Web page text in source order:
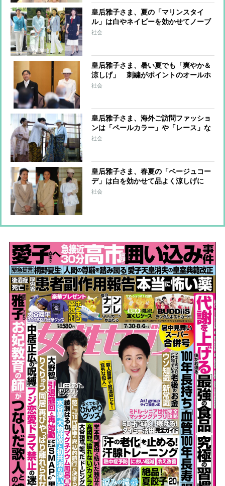
皇后雅子さま、夏の「マリンスタイ
ル」は白やネイビーを効かせてノーブ
ルに
社会
皇后雅子さま、暑い夏でも「爽やか＆
涼しげ」 刺繍がポイントのオールホ
ワイトコーデ
社会
皇后雅子さま、海外ご訪問ファッショ
ンは「ペールカラー」や「レース」な
ど色や素材で涼しげな雰囲気に
社会
皇后雅子さま、春夏の「ベージュコー
デ」は白を効かせて品よく涼しげに
社会